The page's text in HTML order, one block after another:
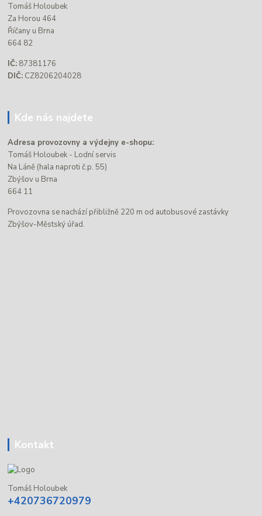
Tomáš Holoubek
Za Horou 464
Říčany u Brna
664 82
IČ: 87381176
DIČ: CZ8206204028
Kde nás najdete
Adresa provozovny a výdejny e-shopu:
Tomáš Holoubek - Lodní servis
Na Láně (hala naproti č.p. 55)
Zbýšov u Brna
664 11
Provozovna se nachází přibližně 220 m od autobusové zastávky
Zbýšov-Městský úřad.
Kontakt
Tomáš Holoubek
+420736720979